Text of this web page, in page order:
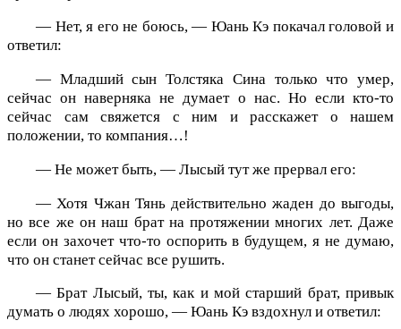
— Нет, я его не боюсь, — Юань Кэ покачал головой и
ответил:
— Младший сын Толстяка Сина только что умер,
сейчас он наверняка не думает о нас. Но если кто-то
сейчас сам свяжется с ним и расскажет о нашем
положении, то компания…!
— Не может быть, — Лысый тут же прервал его:
— Хотя Чжан Тянь действительно жаден до выгоды,
но все же он наш брат на протяжении многих лет. Даже
если он захочет что-то оспорить в будущем, я не думаю,
что он станет сейчас все рушить.
— Брат Лысый, ты, как и мой старший брат, привык
думать о людях хорошо, — Юань Кэ вздохнул и ответил: